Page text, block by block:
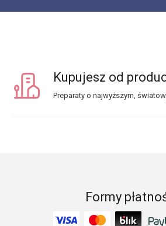
Kupujesz od
Preparaty o najwyższym,
Formy